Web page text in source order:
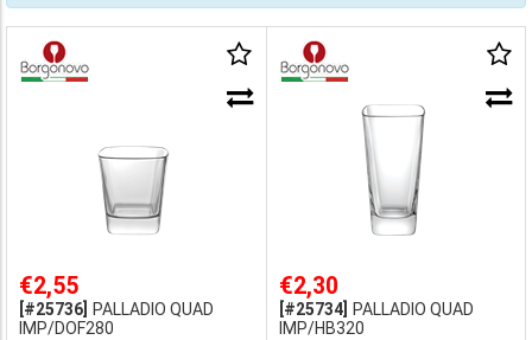
€2,55
[#25736]
PALLADIO QUAD
IMP/DOF280
€2,30
[#25734]
PALLADIO QUAD
IMP/HB320